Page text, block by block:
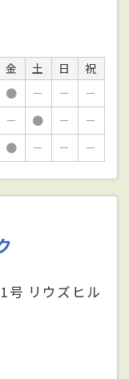
金 土 日
祝
● － －
－
－ ● －
－
● － － －
号 リウズヒル